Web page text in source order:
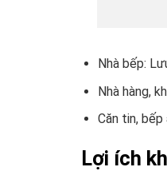
Nhà bếp:
Nhà hàng,
Căn tin,
Lợi ích